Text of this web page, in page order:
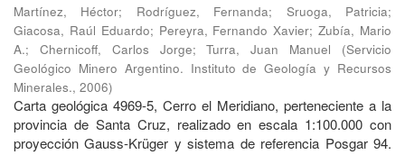
Martínez, Héctor; Rodríguez, Fernanda; Sruoga, Patricia;
Giacosa, Raúl Eduardo; Pereyra, Fernando Xavier;Zubía, Mario
A.; Chernicoff, Carlos Jorge;Turra, Juan Manuel (Servicio
Geológico Minero Argentino. Instituto de Geología y Recursos
Minerales., 2006)
Carta geológica 4969-5, Cerro el Meridiano, perteneciente a la
provincia de Santa Cruz, realizado en escala 1:100.000 con
proyección Gauss-Krüger y sistema de referencia Posgar 94.